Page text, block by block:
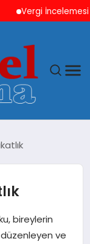
Vergi İncelemesi
bireylerin
düzenleyen ve